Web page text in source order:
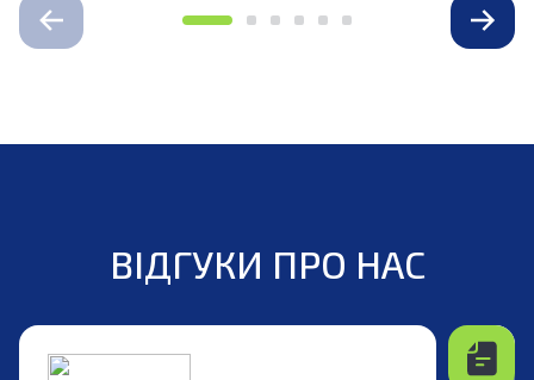
ВІДГУКИ ПРО НАС